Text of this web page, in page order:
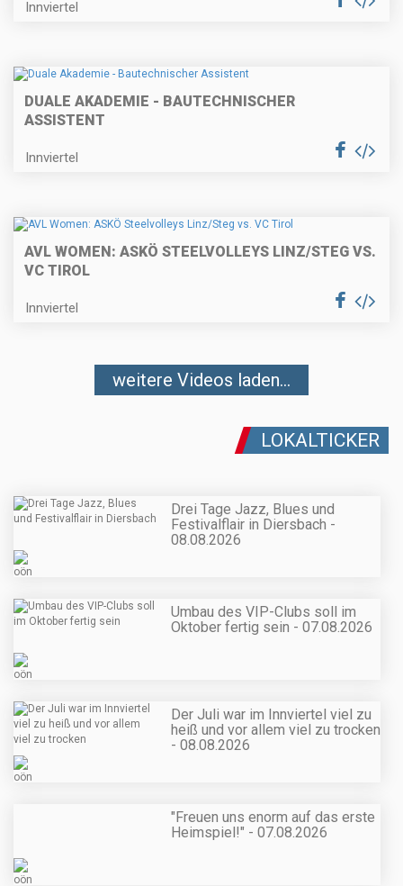
Innviertel
DUALE AKADEMIE - BAUTECHNISCHER
ASSISTENT
Innviertel
AVL WOMEN: ASKÖ STEELVOLLEYS LINZ/STEG VS.
VC TIROL
Innviertel
weitere Videos laden...
LOKALTICKER
Drei Tage Jazz, Blues und
Festivalflair in Diersbach -
08.08.2026
Umbau des VIP-Clubs soll im
Oktober fertig sein - 07.08.2026
Der Juli war im Innviertel viel zu
heiß und vor allem viel zu trocken
- 08.08.2026
"Freuen uns enorm auf das erste
Heimspiel!" - 07.08.2026